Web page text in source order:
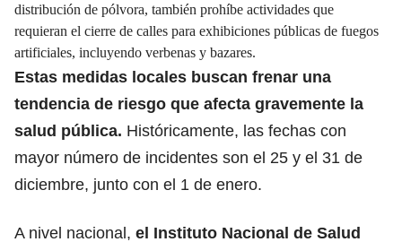
distribución de pólvora, también prohíbe actividades que
requieran el cierre de calles para exhibiciones públicas de fuegos
artificiales, incluyendo verbenas y bazares.
Estas medidas locales buscan frenar una
tendencia de riesgo que afecta gravemente la
salud pública. Históricamente, las fechas con
mayor número de incidentes son el 25 y el 31 de
diciembre, junto con el 1 de enero.
A nivel nacional, el Instituto Nacional de Salud